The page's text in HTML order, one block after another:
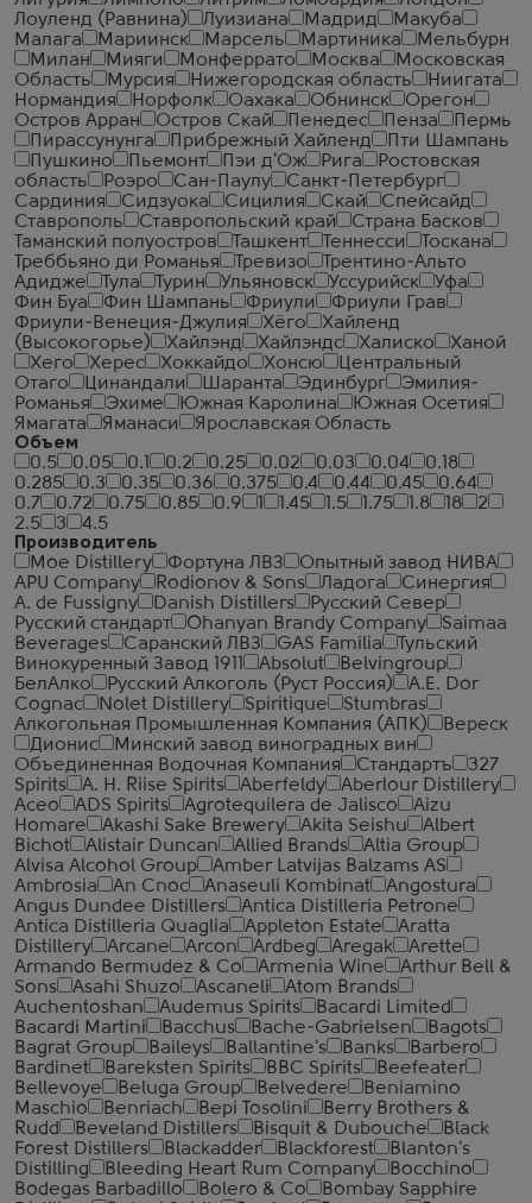
Лоуленд (Равнина)
Луизиана Мадрид
Макуба
Малага
Мариинск Марсель Мартиника
Мельбурн
Милан
Мияги Монферрато Москва
Московская
Область
Мурсия Нижегородская область
Ниигата
Нормандия
Норфолк Оахака Обнинск
Орегон
Остров Арран
Остров Скай Пенедес Пенза
Пермь
Пирассунунга
Прибрежный Хайленд
Пти Шампань
Пушкино
Пьемонт Пэи д'Ож Рига
Ростовская
область
Роэро Сан-Паулу
Санкт-Петербург
Сардиния
Сидзуока Сицилия Скай
Спейсайд
Ставрополь
Ставропольский край
Страна Басков
Таманский полуостров
Ташкент Теннесси
Тоскана
Треббьяно ди Романья
Тревизо
Трентино-Альто
Адидже
Тула Турин Ульяновск Уссурийск
Уфа
Фин Буа
Фин Шампань Фриули
Фриули Грав
Фриули-Венеция-Джулия
Хёго
Хайленд
(Высокогорье)
Хайлэнд Хайлэндс Халиско
Ханой
Хего
Херес Хоккайдо Хонсю
Центральный
Отаго
Цинандали Шаранта Эдинбург
Эмилия-
Романья
Эхиме Южная Каролина
Южная Осетия
Ямагата
Яманаси
Ярославская Область
Объем
0.5
0.05 0.1 0.2 0.25 0.02 0.03 0.04
0.18
0.285
0.3 0.35 0.36 0.375 0.4 0.44 0.45
0.64
0.7
0.72 0.75 0.85 0.9 1.45 1.5 1.75 1.8 18
2
2.5
3
4.5
Производитель
Moe Distillery
Фортуна ЛВЗ
Опытный завод НИВА
APU Company
Rodionov & Sons Ладога
Синергия
A. de Fussigny
Danish Distillers
Русский Север
Русский стандарт
Ohanyan Brandy Company
Saimaa
Beverages
Саранский ЛВЗ GAS Familia
Тульский
Винокуренный Завод 1911
Absolut
Belvingroup
БелАлко
Русский Алкоголь (Руст Россия)
A.E. Dor
Cognac
Nolet Distillery Spiritique
Stumbras
Алкогольная Промышленная Компания (АПК)
Вереск
Дионис
Минский завод виноградных вин
Объединенная Водочная Компания
Стандартъ
327
Spirits
A. H. Riise Spirits Aberfeldy
Aberlour Distillery
Aceo
ADS Spirits Agrotequilera de Jalisco
Aizu
Homare
Akashi Sake Brewery Akita Seishu
Albert
Bichot
Alistair Duncan Allied Brands
Altia Group
Alvisa Alcohol Group
Amber Latvijas Balzams AS
Ambrosia
An Cnoc Anaseuli Kombinat
Angostura
Angus Dundee Distillers
Antica Distilleria Petrone
Antica Distilleria Quaglia
Appleton Estate
Aratta
Distillery
Arcane Arcon Ardbeg Aregak
Arette
Armando Bermudez & Co
Armenia Wine
Arthur Bell &
Sons
Asahi Shuzo Ascaneli
Atom Brands
Auchentoshan
Audemus Spirits
Bacardi Limited
Bacardi Martini
Bacchus Bache-Gabrielsen
Bagots
Bagrat Group
Baileys Ballantine's Banks
Barbero
Bardinet
Bareksten Spirits BBC Spirits
Beefeater
Bellevoye
Beluga Group Belvedere
Beniamino
Maschio
Benriach Bepi Tosolini
Berry Brothers &
Rudd
Beveland Distillers Bisquit & Dubouche
Black
Forest Distillers
Blackadder Blackforest
Blanton's
Distilling
Bleeding Heart Rum Company
Bocchino
Bodegas Barbadillo
Bolero & Co
Bombay Sapphire